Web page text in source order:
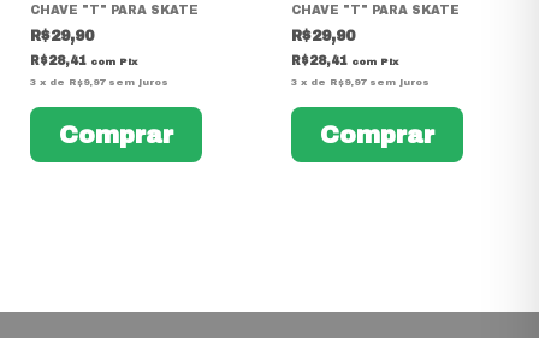
CHAVE "T" PARA SKATE
R$29,90
R$28,41 com Pix
3 x de R$9,97 sem juros
CHAVE "T" PARA SKATE
R$29,90
R$28,41 com Pix
3 x de R$9,97 sem juros